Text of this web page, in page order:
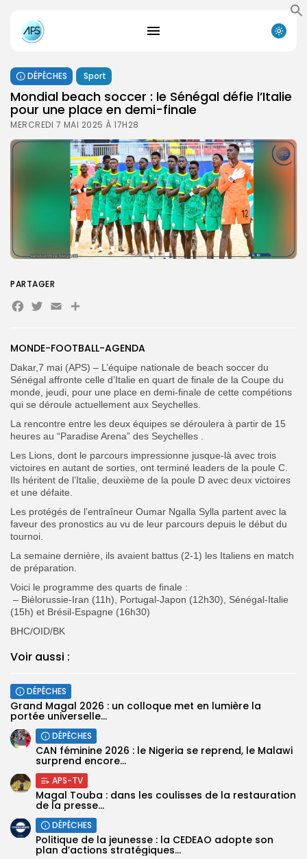
for:
FR
DÉPÊCHES Sport
Mondial beach soccer : le Sénégal défie l’Italie
pour une place en demi-finale
MERCREDI 7 MAI 2025 À 17H28
MONDE-FOOTBALL-AGENDA
Dakar,7 mai (APS) – L’équipe nationale de beach soccer du
Sénégal affronte celle d’Italie en quart de finale de la Coupe du
monde, jeudi, pour une place en demi-finale de cette compétions
qui se déroule actuellement aux Seychelles.
La rencontre entre les deux équipes se déroulera à partir de 15
heures au “Paradise Arena” des Seychelles .
Les Lions, dont le parcours impressionne jusque-là avec trois
victoires en autant de sorties, ont terminé leaders de la poule C.
Ils héritent de l’Italie, deuxième de la poule D avec deux victoires
et une défaite.
Les protégés de l’entraîneur Oumar Ngalla Sylla partent avec la
faveur des pronostics au vu de leur parcours depuis le début du
tournoi.
La semaine dernière, ils avaient battus (2-1) les Italiens en match
de préparation.
Voici le programme des quarts de finale :
– Biélorussie-Iran (11h), Portugal-Japon (12h30), Sénégal-Italie
(15h) et Brésil-Espagne (16h30)
BHC/OID/BK
Voir aussi :
DÉPÊCHES
Grand Magal 2026 : un colloque met en lumière la
portée universelle...
DÉPÊCHES
‎CAN féminine 2026 : le Nigeria se reprend, le Malawi
surprend encore...
APS-TV
Magal Touba : dans les coulisses de la restauration
de la presse...
DÉPÊCHES
Politique de la jeunesse : la CEDEAO adopte son
plan d’actions stratégiques...
PARTAGER
Facebook
Twitter
EmailPartager